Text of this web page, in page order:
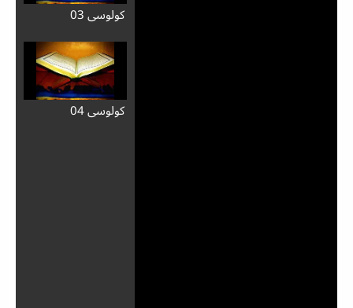
كولوسي 03
كولوسي 04